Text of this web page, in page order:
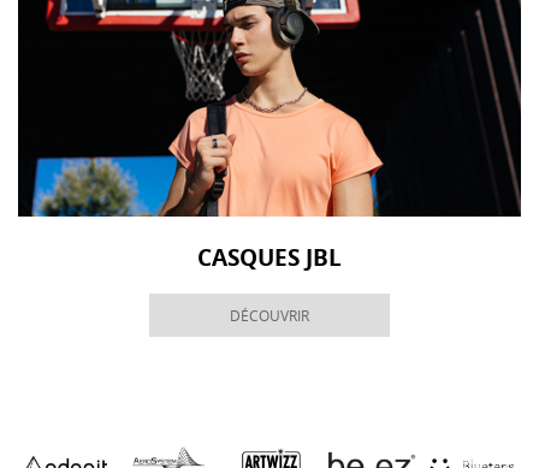
CASQUES JBL
DÉCOUVRIR